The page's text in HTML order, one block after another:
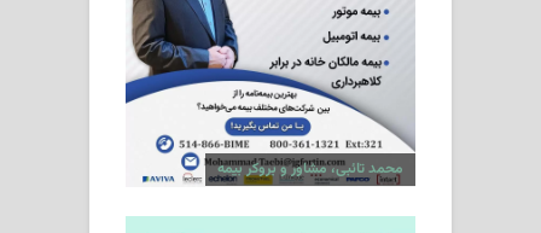
محمد تائبی، مشاور و بروکر بیمه